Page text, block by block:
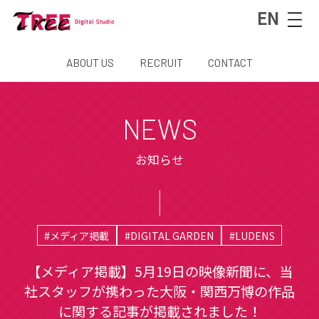
EN
ABOUT US RECRUIT CONTACT
NEWS
お知らせ
#メディア掲載 #DIGITAL GARDEN #LUDENS
【メディア掲載】5月19日の映像新聞に、当
社スタッフが携わった大阪・関西万博の作品
に関する記事が掲載されました！